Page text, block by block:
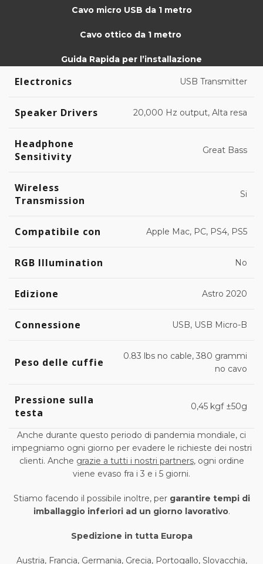
Cavo micro USB da 1 metro
Cavo ottico da 1 metro
Guida Rapida per l’installazione
Electronics USB Transmitter
Speaker Drivers 20,000 Hz output, Alta resa
Headphone
Sensitivity
Great Bass
Wireless
Transmission
Si
Compatibile con Apple Mac, PC, PS4, PS5
RGB Illumination No
Edizione Astro 2020
Connessione USB, USB Micro-B
Peso delle cuffie
0.83 lbs no cable, 380 grammi
no cavo
Pressione sulla
testa
0,45 kgf ±50g
Anche durante questo periodo di pandemia mondiale, ci
impegniamo ogni giorno per evadere le richieste dei nostri
clienti. Anche grazie a tutti i nostri partners, ogni ordine
viene evaso fra i 3 e i 5 giorni.
Stiamo facendo il possibile inoltre, per garantire tempi di
imballaggio inferiori ad un giorno lavorativo.
Spedizione in tutta Europa
Austria, Francia, Germania, Grecia, Portogallo, Slovacchia,